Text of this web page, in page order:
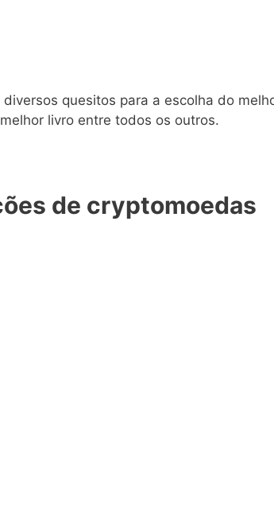
quesitos para a escolha do
livro entre todos os outros.
de cryptomoedas